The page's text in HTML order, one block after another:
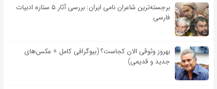
برجسته‌ترین شاعران نامی ایران: بررسی آثار ۵ ستاره ادبیات
فارسی
بهروز وثوقی الان کجاست؟ (بیوگرافی کامل + عکس‌های
جدید و قدیمی)